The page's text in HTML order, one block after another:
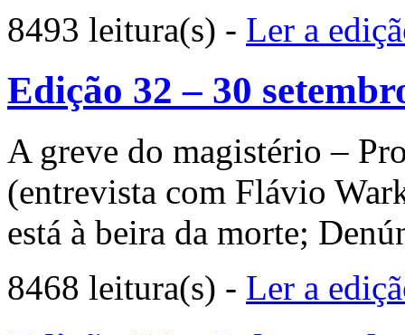
8493 leitura(s) - Ler a
Edição 32 – 30
A greve do magistério –
(entrevista com Flávio
está à beira da morte;
8468 leitura(s) - Ler a